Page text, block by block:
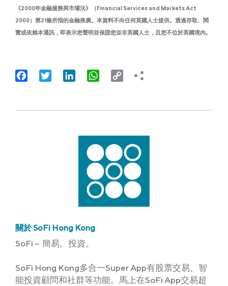
《2000年金融服務與市場法》（Financial Services and Markets Act
2000）第21條所指的金融推廣。本資料不向任何英國人士提供。透過存取、閱
覽或依賴本通訊，即表示您聲明並保證您並非英國人士，且您不位於英國境內。
FacebookTwitter LinkedInWhatsApp
Copy
關於 SoFi Hong Kong
SoFi – 簡易。投資。
SoFi Hong Kong多合一Super App有股票交易、智
能投資顧問和社群等功能。馬上在SoFi App交易超